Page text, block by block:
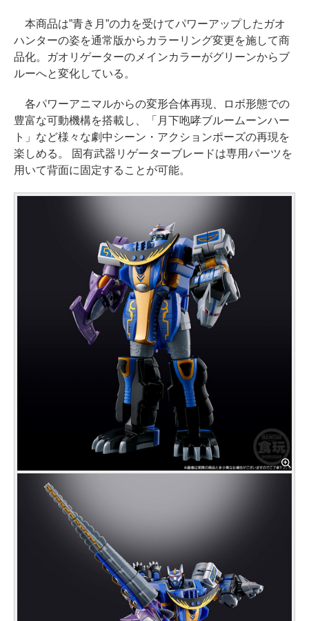
本商品は”青き月”の力を受けてパワーアップしたガオ
ハンターの姿を通常版からカラーリング変更を施して商
品化。ガオリゲーターのメインカラーがグリーンからブ
ルーへと変化している。
各パワーアニマルからの変形合体再現、ロボ形態での
豊富な可動機構を搭載し、「月下咆哮ブルームーンハー
ト」など様々な劇中シーン・アクションポーズの再現を
楽しめる。 固有武器リゲーターブレードは専用パーツを
用いて背面に固定することが可能。